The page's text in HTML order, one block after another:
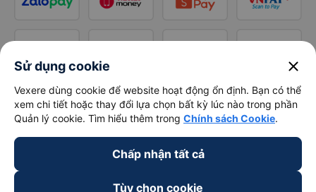
Sử dụng cookie close
Vexere dùng cookie để website hoạt động ổn định. Bạn có thể
xem chi tiết hoặc thay đổi lựa chọn bất kỳ lúc nào trong phần
Quản lý cookie. Tìm hiểu thêm trong Chính sách Cookie.
Chấp nhận tất cả
Tùy chọn cookie